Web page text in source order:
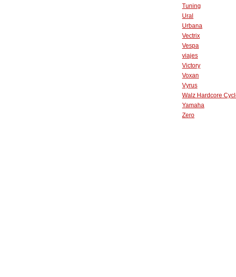
Tuning
Ural
Urbana
Vectrix
Vespa
viajes
Victory
Voxan
Vyrus
Walz Hardcore
Yamaha
Zero